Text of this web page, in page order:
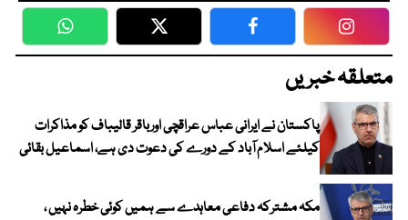
WhatsApp Twitter Facebook
متعلقہ خبریں
پاکستان نے ایرانی عباس عراقچی اورباقر قالیباف کو مذاکرات
کیلئے اسلام آباد کے دورے کی دعوت دی ہے، اسماعیل بقائی
مکہ مشترکہ دفاعی معاہدے سے ہمیں کوئی خطرہ نہیں ،